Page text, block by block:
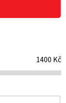
1400 Kč